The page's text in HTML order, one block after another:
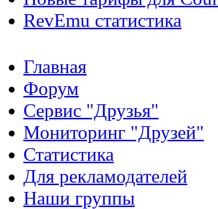
RevEmu статистика
Главная
Форум
Сервис "Друзья"
Мониторинг "Друзей"
Статистика
Для рекламодателей
Наши группы